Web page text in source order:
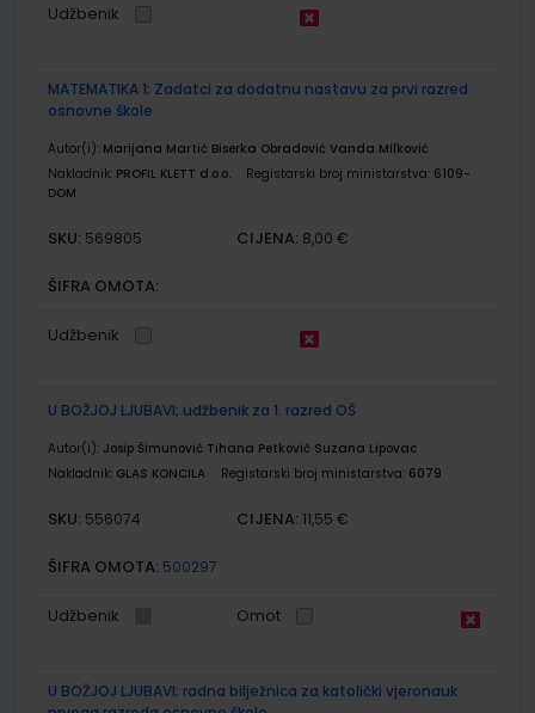
Udžbenik
MATEMATIKA 1; Zadatci za dodatnu nastavu za prvi razred
osnovne škole
Autor(i): Marijana Martić Biserka Obradović Vanda Milković
Nakladnik: PROFIL KLETT d.o.o. Registarski broj ministarstva: 6109-
DOM
SKU: 569805 CIJENA: 8,00 €
ŠIFRA OMOTA:
Udžbenik
U BOŽJOJ LJUBAVI; udžbenik za 1. razred OŠ
Autor(i): Josip Šimunović Tihana Petković Suzana Lipovac
Nakladnik: GLAS KONCILA Registarski broj ministarstva: 6079
SKU: 556074 CIJENA: 11,55 €
ŠIFRA OMOTA: 500297
Udžbenik Omot
U BOŽJOJ LJUBAVI; radna bilježnica za katolički vjeronauk